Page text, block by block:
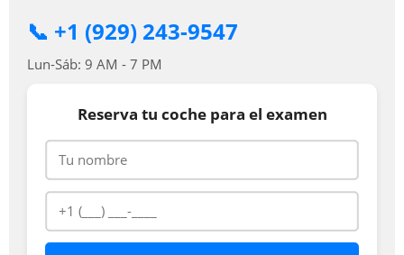
📞 +1 (929) 243-9547
Lun-Sáb: 9 AM - 7 PM
Reserva tu coche para el examen